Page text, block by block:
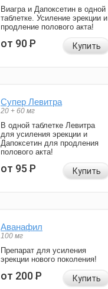
Виагра и Дапоксетин в одной
таблетке. Усиление эрекции и
продление полового акта!
от 90Р Купить
Супер Левитра
20 + 60 мг
В одной таблетке Левитра
для усиления эрекции и
Дапоксетин для продления
полового акта!
от 95Р Купить
Аванафил
100 мг
Препарат для усиления
эрекции нового поколения!
от 200Р Купить